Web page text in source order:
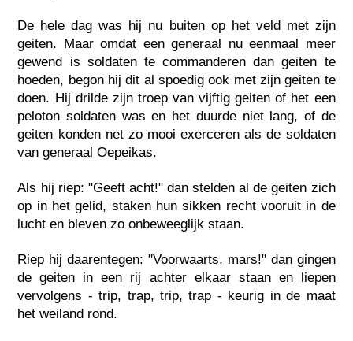
De hele dag was hij nu buiten op het veld met zijn
geiten. Maar omdat een generaal nu eenmaal meer
gewend is soldaten te commanderen dan geiten te
hoeden, begon hij dit al spoedig ook met zijn geiten te
doen. Hij drilde zijn troep van vijftig geiten of het een
peloton soldaten was en het duurde niet lang, of de
geiten konden net zo mooi exerceren als de soldaten
van generaal Oepeikas.
Als hij riep: "Geeft acht!" dan stelden al de geiten zich
op in het gelid, staken hun sikken recht vooruit in de
lucht en bleven zo onbeweeglijk staan.
Riep hij daarentegen: "Voorwaarts, mars!" dan gingen
de geiten in een rij achter elkaar staan en liepen
vervolgens - trip, trap, trip, trap - keurig in de maat
het weiland rond.